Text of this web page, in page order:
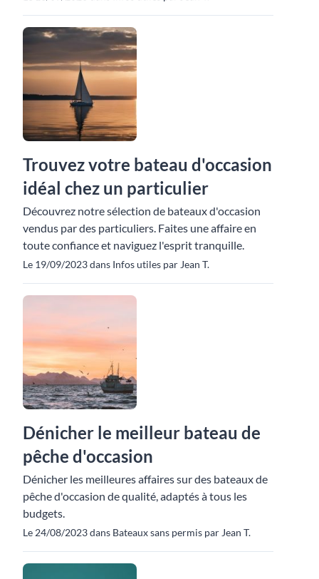
Trouvez votre bateau d'occasion
idéal chez un particulier
Découvrez notre sélection de bateaux d'occasion
vendus par des particuliers. Faites une affaire en
toute confiance et naviguez l'esprit tranquille.
Le 19/09/2023 dans Infos utiles par Jean T.
Dénicher le meilleur bateau de
pêche d'occasion
Dénicher les meilleures affaires sur des bateaux de
pêche d'occasion de qualité, adaptés à tous les
budgets.
Le 24/08/2023 dans Bateaux sans permis par Jean T.